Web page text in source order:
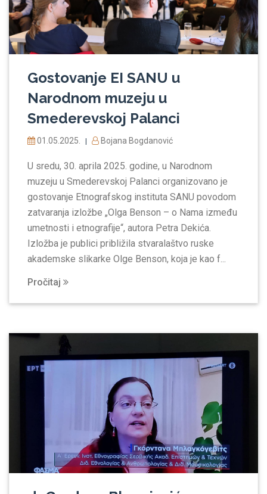
Gostovanje EI SANU u
Narodnom muzeju u
Smederevskoj Palanci
01.05.2025. Bojana Bogdanović
U sredu, 30. aprila 2025. godine, u Narodnom
muzeju u Smederevskoj Palanci organizovano je
gostovanje Etnografskog instituta SANU povodom
zatvaranja izložbe „Olga Benson – o Nama između
umetnosti i etnografije“, autora Petra Dekića.
Izložba je publici približila stvaralaštvo ruske
akademske slikarke Olge Benson, koja je kao f...
Pročitaj